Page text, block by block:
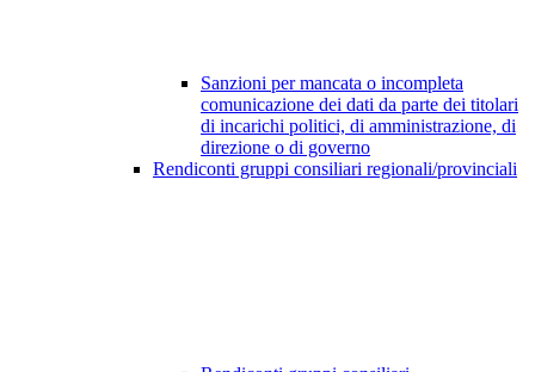
Sanzioni per mancata o incompleta
comunicazione dei dati da parte dei titolari
di incarichi politici, di amministrazione, di
direzione o di governo
Rendiconti gruppi consiliari regionali/provinciali